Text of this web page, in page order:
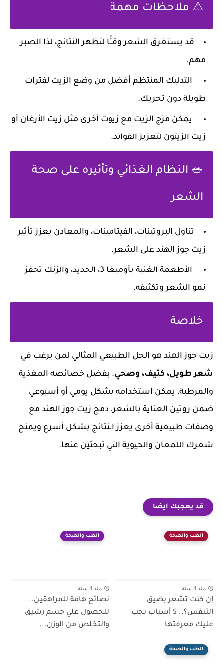
⚠️ ملاحظات مهمة
قد يستغرق الشعر وقتًا لتظهر النتائج، لذا الصبر
مهم.
التدليك المنتظم أفضل من وضع الزيت لفترات
طويلة دون تحريك.
يمكن مزج الزيت مع زيوت أخرى مثل زيت الأرغان أو
زيت الزيتون لتعزيز الفوائد.
🥗 النظام الغذائي وتأثيره على صحة
الشعر
تناول البروتينات، الفيتامينات، والمعادن يعزز تأثير
زيت جوز الهند على الشعر.
الأطعمة الغنية بأوميغا 3، الحديد، والزنك تحفز
نمو الشعر وتكثيفه.
خلاصة
زيت جوز الهند هو الحل الطبيعي المثالي لمن يرغب في
شعر طويل، كثيف، وصحي. بفضل خصائصه المغذية
والمرطبة، يمكن استخدامه بشكل يومي أو أسبوعي
ضمن روتين العناية بالشعر. دمج زيت جوز الهند مع
وصفات طبيعية أخرى يعزز النتائج بشكل أسرع ويمنح
شعرك اللمعان والحيوية التي تبحثين عنها.
قد يعجبك ايضا
الطب والصحة
منذ 4 سنة
إن كنت تشعر بضيق
التنفس؟.. 5 أسباب يجب
عليك معرفتها
الطب والصحة
منذ 4 سنة
نصائح هامة للمراهقين..
للحصول علي جسم رشيق
والتخلص من الوزن...
الطب والصحة